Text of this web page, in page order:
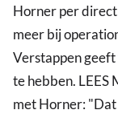
Horner per
meer bij
Verstappen
te hebben. LEES
met Horner: